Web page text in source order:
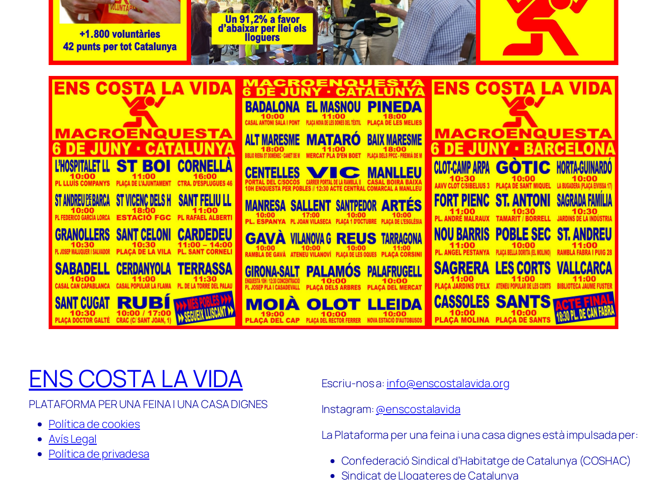
ENS COSTA LA VIDA
PLATAFORMA PER UNA FEINA I UNA CASA DIGNES
Política de cookies
Avís Legal
Política de privadesa
Escriu-nos a: info@enscostalavida.org
Instagram: @enscostalavida
La Plataforma per una feina i una casa dignes està impulsada per:
Confederació Sindical d’Habitatge de Catalunya (COSHAC)
Sindicat de Llogateres de Catalunya